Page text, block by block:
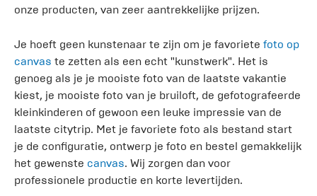
onze producten, van zeer aantrekkelijke prijzen.
Je hoeft geen kunstenaar te zijn om je favoriete foto op
canvas te zetten als een echt "kunstwerk". Het is
genoeg als je je mooiste foto van de laatste vakantie
kiest, je mooiste foto van je bruiloft, de gefotografeerde
kleinkinderen of gewoon een leuke impressie van de
laatste citytrip. Met je favoriete foto als bestand start
je de configuratie, ontwerp je foto en bestel gemakkelijk
het gewenste canvas. Wij zorgen dan voor
professionele productie en korte levertijden.